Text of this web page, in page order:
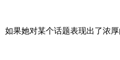
果她对某个话题表现出了浓